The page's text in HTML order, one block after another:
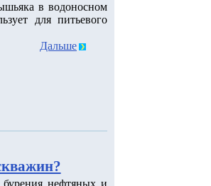
в водоносном
для питьевого
Дальше
бурения нефтяных и